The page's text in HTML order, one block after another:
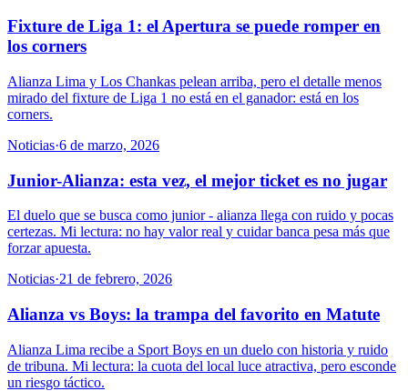
Fixture de Liga 1: el Apertura se puede romper en
los corners
Alianza Lima y Los Chankas pelean arriba, pero el detalle menos
mirado del fixture de Liga 1 no está en el ganador: está en los
corners.
Noticias·6 de marzo, 2026
Junior-Alianza: esta vez, el mejor ticket es no jugar
El duelo que se busca como junior - alianza llega con ruido y pocas
certezas. Mi lectura: no hay valor real y cuidar banca pesa más que
forzar apuesta.
Noticias·21 de febrero, 2026
Alianza vs Boys: la trampa del favorito en Matute
Alianza Lima recibe a Sport Boys en un duelo con historia y ruido
de tribuna. Mi lectura: la cuota del local luce atractiva, pero esconde
un riesgo táctico.